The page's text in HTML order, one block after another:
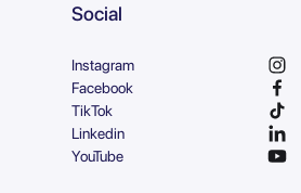
Social
Instagram
Facebook
TikTok
Linkedin
YouTube